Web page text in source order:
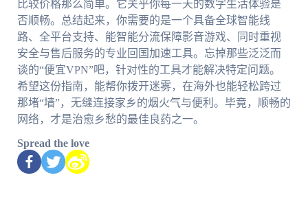
比较价格那么简单。它关乎你每一天的数字生活体验是
否顺畅。总结起来，你需要的是一个具备全球智能线
路、全平台支持、能智能分流保障影音游戏、同时重视
安全与售后服务的专业回国加速工具。忘掉那些泛泛而
谈的“便宜VPN”吧，针对性的工具才能解决特定问题。
希望这份指南，能帮你拨开迷雾，在海外也能轻松跨过
那堵“墙”，无缝连接家乡的烟火气与便利。毕竟，顺畅的
网络，才是治愈乡愁的最佳良药之一。
Spread the love